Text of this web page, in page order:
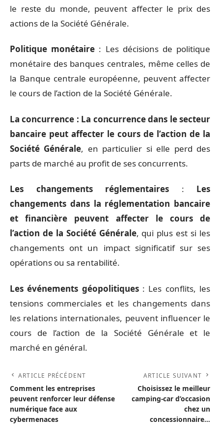
le reste du monde, peuvent affecter le prix des
actions de la Société Générale.
Politique monétaire : Les décisions de politique
monétaire des banques centrales, même celles de
la Banque centrale européenne, peuvent affecter
le cours de l’action de la Société Générale.
La concurrence : La concurrence dans le secteur
bancaire peut affecter le cours de l’action de la
Société Générale, en particulier si elle perd des
parts de marché au profit de ses concurrents.
Les changements réglementaires : Les
changements dans la réglementation bancaire
et financière peuvent affecter le cours de
l’action de la Société Générale, qui plus est si les
changements ont un impact significatif sur ses
opérations ou sa rentabilité.
Les événements géopolitiques: Les conflits, les
tensions commerciales et les changements dans
les relations internationales, peuvent influencer le
cours de l’action de la Société Générale et le
marché en général.
ARTICLE PRÉCÉDENT
Comment les entreprises
peuvent renforcer leur défense
numérique face aux
cybermenaces
ARTICLE SUIVANT
Choisissez le meilleur
camping-car d’occasion
chez un
concessionnaire…